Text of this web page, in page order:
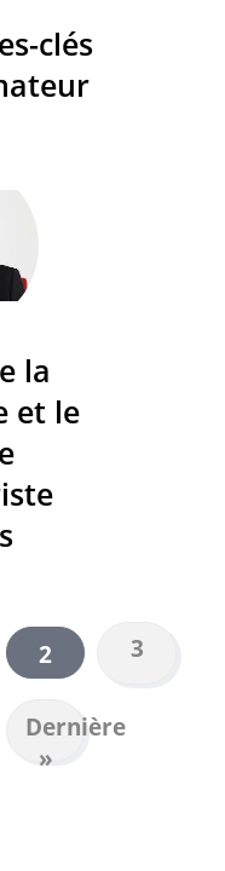
clés
la
et le
Page
courante
2 Page
3
Dernière
page
Dernière
»